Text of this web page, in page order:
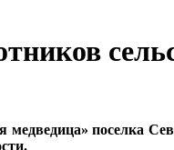
поселка